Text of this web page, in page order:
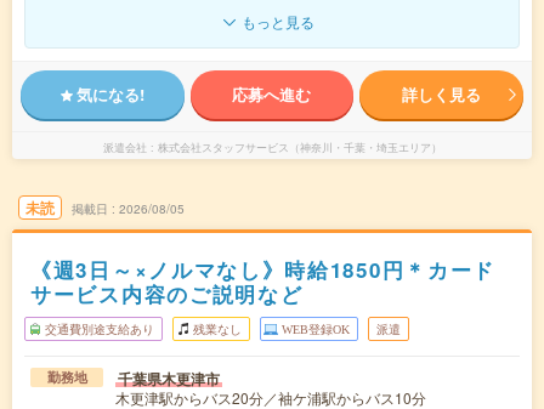
もっと見る
気になる! 応募へ進む 詳しく見る
派遣会社 株式会社スタッフサービス（神奈川・千葉・埼玉エリア）
未読 掲載日 2026/08/05
《週3日～×ノルマなし》時給1850円＊カード
サービス内容のご説明など
交通費別途支給あり 残業なし WEB登録OK 派遣
勤務地 千葉県木更津市
木更津駅からバス20分／袖ケ浦駅からバス10分